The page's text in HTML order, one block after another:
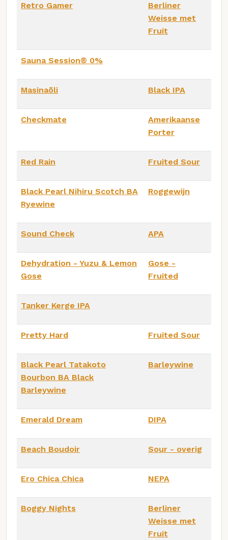
Retro Gamer
Berliner
Weisse met
Fruit
Sauna Session®️ 0%
Masinaõli Black IPA
Checkmate
Amerikaanse
Porter
Red Rain Fruited Sour
Black Pearl Nihiru Scotch BA
Ryewine
Roggewijn
Sound Check APA
Dehydration - Yuzu & Lemon
Gose
Gose -
Fruited
Tanker Kerge IPA
Pretty Hard Fruited Sour
Black Pearl Tatakoto
Bourbon BA Black
Barleywine
Barleywine
Emerald Dream DIPA
Beach Boudoir Sour - overig
Ero Chica Chica NEPA
Boggy Nights
Berliner
Weisse met
Fruit